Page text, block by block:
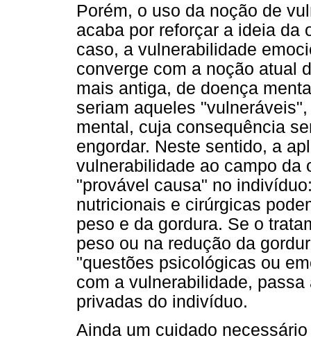
Porém, o uso da noção de
acaba por reforçar a ideia da
caso, a vulnerabilidade
converge com a noção atual
mais antiga, de doença
seriam aqueles
mental, cuja consequência
engordar. Neste sentido, a
vulnerabilidade ao campo da
"provável causa" no
nutricionais e cirúrgicas
peso e da gordura. Se o
peso ou na redução da
"questões psicológicas ou
com a vulnerabilidade,
privadas do indivíduo.
Ainda um cuidado